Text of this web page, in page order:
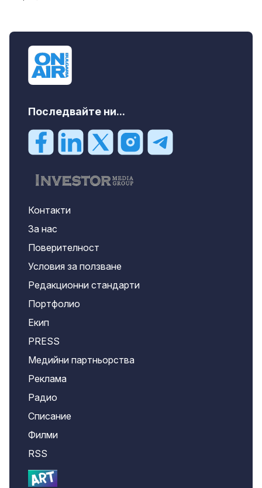
Последвайте ни...
Контакти
За нас
Поверителност
Условия за ползване
Редакционни стандарти
Портфолио
Екип
PRESS
Медийни партньорства
Реклама
Радио
Списание
Филми
RSS